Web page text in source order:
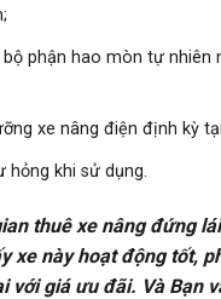
phận hao mòn tự nhiên
xe nâng điện định kỳ
hỏng khi sử dụng.
thuê xe nâng đứng
xe này hoạt động tốt,
với giá ưu đãi. Và Bạn